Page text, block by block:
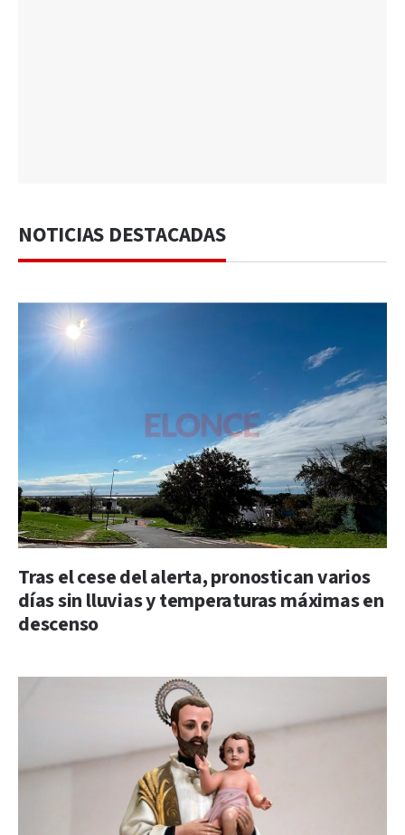
NOTICIAS DESTACADAS
Tras el cese del alerta, pronostican varios
días sin lluvias y temperaturas máximas en
descenso